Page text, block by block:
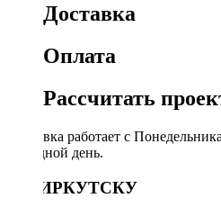
Доставка
Оплата
Рассчитать
Доставка работает с
выходной день.
ПО ИРКУТСКУ